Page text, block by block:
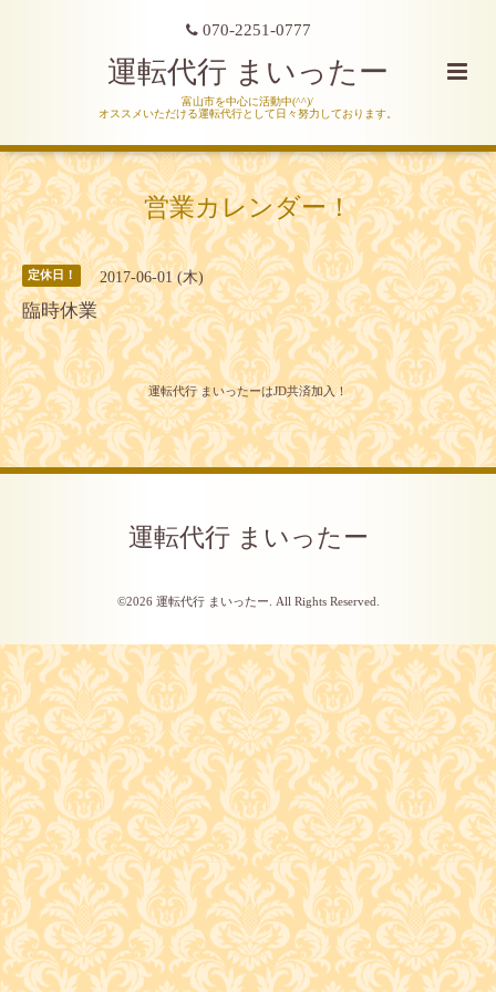
070-2251-0777
運転代行 まいったー
富山市を中心に活動中(^^)/
オススメいただける運転代行として日々努力しております。
営業カレンダー！
定休日！ 2017-06-01 (木)
臨時休業
運転代行 まいったーはJD共済加入！
運転代行 まいったー
©2026 運転代行 まいったー . All Rights Reserved.